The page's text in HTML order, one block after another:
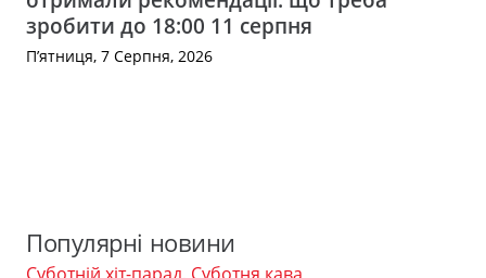
зробити до 18:00 11 серпня
П’ятниця, 7 Серпня, 2026
Популярні новини
Суботній хіт-парад, Суботня кава